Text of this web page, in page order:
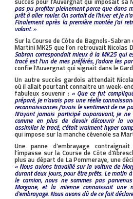
pas pu profiter pleinement parce que dans
prêt à aller rouler. On sortait de l’hiver et je
Finalement après la première montée j’ai
volant. »
Sur la Course de Côte de Bagnols-
Martini MK25 que l’on retrouvait Nicolas
Sabran correspondait mieux à la MK25 qui
tracé est l’un de mes préférés, j’adore les
confie l’Auvergnat qui signait dans le
Un autre succès gardois attendait
où il allait pourtant connaitre un week-
fabuleux souvenir : « Que ce fut
préparé, je n’avais pas une réelle
reconnaissances j’avais le sentiment de ne
N’ayant jamais participé auparavant, je
comme en plus de devoir découvrir la
assimiler le tracé, c’était vraiment hyper
qui impose sur la manche cévenole sa
Une panne d’embrayage
l’impasse sur la Course de Côte
plus au départ de La Pommeraye, une
« Nous avions travaillé sur la voiture de
durant deux jours, pour être prêts. Le matin
le camion, nous ne sommes pas
Morgane, et la mienne connaissait une
d’embrayage. Nous avons dû de ce fait